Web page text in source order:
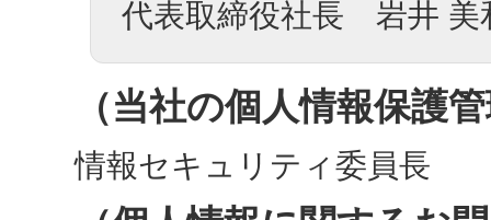
代表取締役社長 岩井 美
（当社の個人情報保護
情報セキュリティ委員長